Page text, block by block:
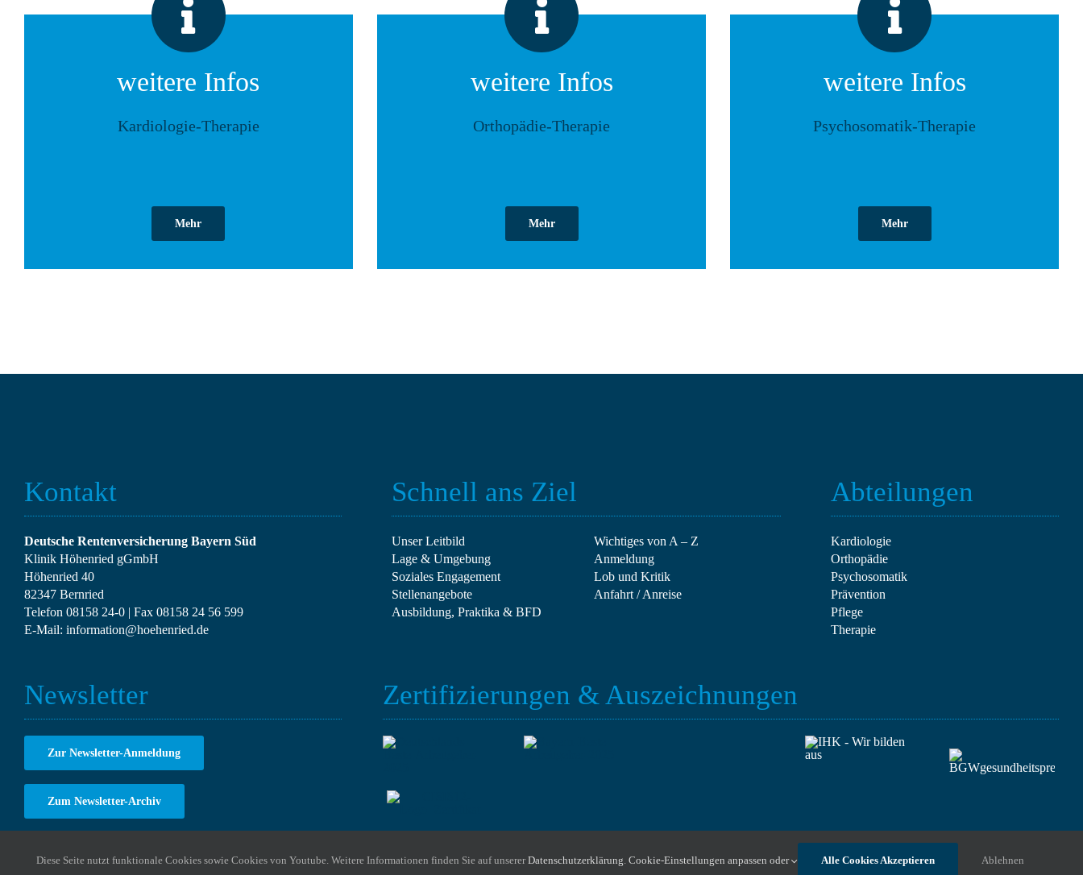
weitere Infos
Kardiologie-Therapie
Mehr
weitere Infos
Orthopädie-Therapie
Mehr
weitere Infos
Psychosomatik-Therapie
Mehr
Kontakt
Deutsche Rentenversicherung Bayern Süd
Klinik Höhenried gGmbH
Höhenried 40
82347 Bernried
Telefon 08158 24-0| Fax 08158 24 56 599
E-Mail: information@hoehenried.de
Schnell ans Ziel
Unser Leitbild
Lage & Umgebung
Soziales Engagement
Stellen­angebote
Ausbildung, Praktika & BFD
Wichtiges von A – Z
Anmeldung
Lob und Kritik
Anfahrt / Anreise
Abteilungen
Kardiologie
Orthopädie
Psychosomatik
Prävention
Pflege
Therapie
Newsletter
Zur Newsletter-Anmeldung
Zum Newsletter-Archiv
Zertifizierungen & Auszeichnungen
Diese Seite nutzt funktionale Cookies sowie Cookies von Youtube. Weitere Informationen finden Sie auf unsererDatenschutzerklärung. Cookie-Einstellungen anpassen oder Alle Cookies Akzeptieren Ablehnen